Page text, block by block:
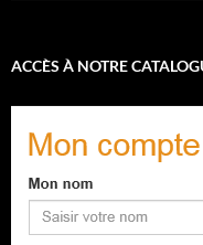
ACCÈS À NOTRE